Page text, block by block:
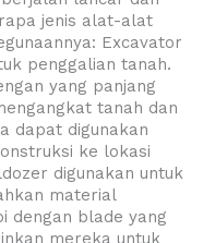
jenis alat-alat
Excavator
penggalian tanah.
yang panjang
tanah dan
dapat digunakan
ke lokasi
digunakan untuk
material
dengan blade yang
mereka untuk